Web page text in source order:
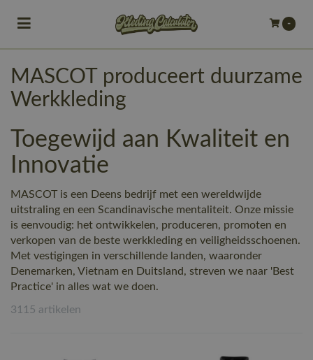
(Werkkleding)
(Bedrukken)
(Borduren)
Toggle navigation -
MASCOT produceert duurzame
Werkkleding
Toegewijd aan Kwaliteit en
Innovatie
MASCOT is een Deens bedrijf met een wereldwijde
uitstraling en een Scandinavische mentaliteit. Onze missie
is eenvoudig: het ontwikkelen, produceren, promoten en
verkopen van de beste werkkleding en veiligheidsschoenen.
Met vestigingen in verschillende landen, waaronder
Denemarken, Vietnam en Duitsland, streven we naar 'Best
Practice' in alles wat we doen.
3115 artikelen